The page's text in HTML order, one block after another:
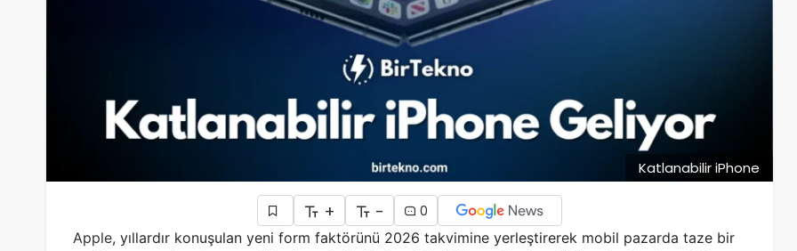
Katlanabilir iPhone
+ -
0
Apple, yıllardır konuşulan yeni form faktörünü 2026 takvimine yerleştirerek mobil pazarda taze bir